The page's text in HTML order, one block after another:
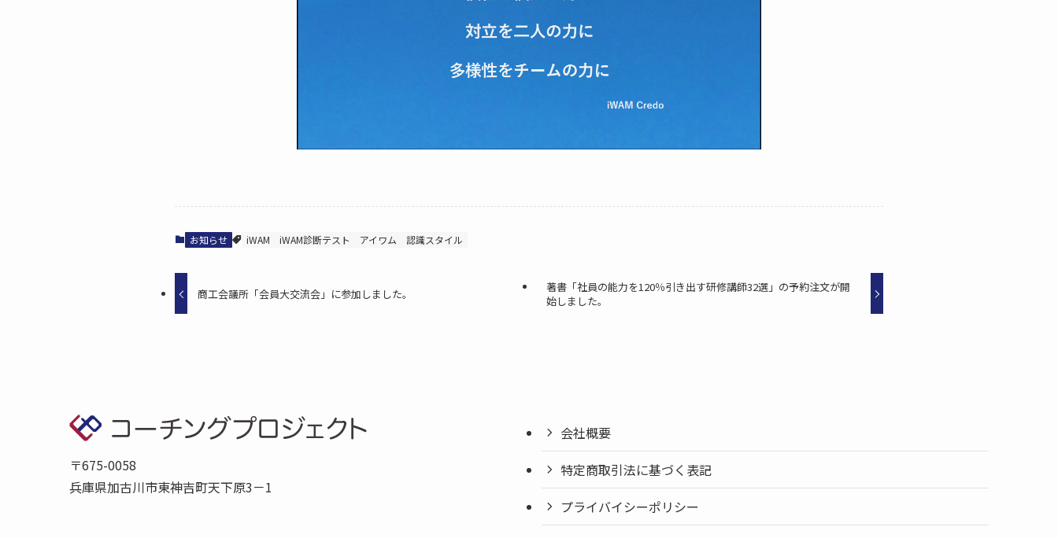
お知らせ iWAM iWAM診断テスト アイワム 認識スタイル
商工会議所「会員大交流会」に参加しました。
著書「社員の能力を120％引き出す研修講師32選」の予約注文が開
始しました。
〒675-0058
兵庫県加古川市東神吉町天下原3－1
会社概要
特定商取引法に基づく表記
プライバイシーポリシー